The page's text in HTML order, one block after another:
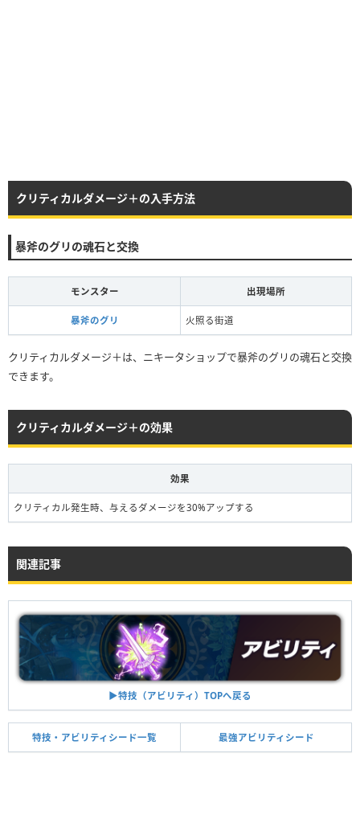
クリティカルダメージ＋の入手方法
暴斧のグリの魂石と交換
モンスター 出現場所
暴斧のグリ 火照る街道
クリティカルダメージ＋は、ニキータショップで暴斧のグリの魂石と交換
できます。
クリティカルダメージ＋の効果
効果
クリティカル発生時、与えるダメージを30%アップする
関連記事
▶︎特技（アビリティ）TOPへ戻る
特技・アビリティシード一覧 最強アビリティシード